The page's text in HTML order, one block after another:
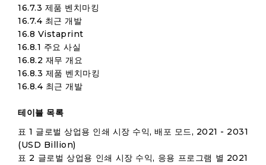
16.7.3 제품 벤치마킹
16.7.4 최근 개발
16.8 Vistaprint
16.8.1 주요 사실
16.8.2 재무 개요
16.8.3 제품 벤치마킹
16.8.4 최근 개발
테이블 목록
표 1 글로벌 상업용 인쇄 시장 수익, 배포 모드, 2021 - 2031
(USD Billion)
표 2 글로벌 상업용 인쇄 시장 수익, 응용 프로그램 별 2021